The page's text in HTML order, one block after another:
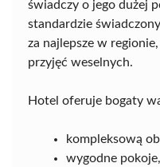
świadczy o jego dużej
standardzie
za najlepsze w
przyjęć weselnych.
Hotel oferuje bogaty
kompleksową
wygodne pokoje,